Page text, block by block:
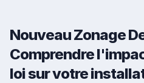
Nouveau Zonage
Comprendre
loi sur votre